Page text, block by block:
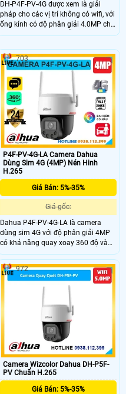
DH-P4F-PV-4G được xem là giải
pháp cho các vị trí không có wifi, với
ống kính có độ phân giải 4.0MP cho
ra hình ảnh sắc nét, hỗ trợ H.265+,
phù hợp lắp đặt ngoài trời chuẩn IP
66, có công nghệ AI được trang bị
P4F-PV-4G-LA Camera Dahua
Dùng Sim 4G (4MP) Nén Hinh
H.265
Giá Bán: 5%-35%
Giá gốc:
Dahua P4F-PV-4G-LA là camera
dùng sim 4G với độ phân giải 4MP
có khả năng quay xoay 360 độ và
đàm thoại 2 chiều tiện lợi. Camera
hỗ trợ hồng ngoại ban đêm lên đến
30m, công nghệ WizColor cho hình
ảnh có màu vào ban đêm, phát hiện
chính xác người và phương tiện
thông minh. Camera còn tích hợp
khe thẻ nhớ hỗ trợ tối đa 256GB phù
hợp lắp đặt ở mọi nơi không cần Wi-
703
Camera Wizcolor Dahua DH-P5F-
PV Chuẩn H.265
Giá Bán: 5%-35%
972